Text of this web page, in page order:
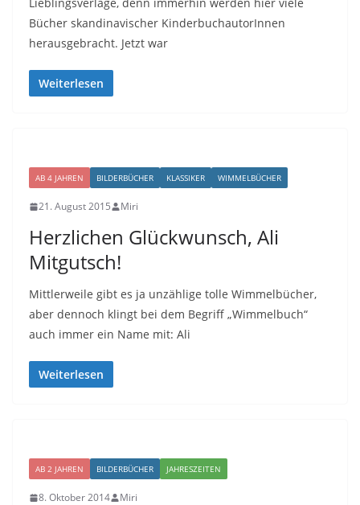
Bücher skandinavischer KinderbuchautorInnen
herausgebracht. Jetzt war
Weiterlesen
AB 4 JAHREN BILDERBÜCHER KLASSIKER WIMMELBÜCHER
21. August 2015 Miri
Herzlichen Glückwunsch, Ali
Mitgutsch!
Mittlerweile gibt es ja unzählige tolle Wimmelbücher,
aber dennoch klingt bei dem Begriff „Wimmelbuch“
auch immer ein Name mit: Ali
Weiterlesen
AB 2 JAHREN BILDERBÜCHER JAHRESZEITEN
8. Oktober 2014 Miri